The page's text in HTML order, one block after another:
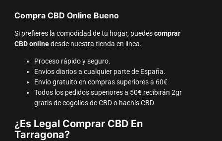
Compra CBD Online Bueno
Si prefieres la comodidad de tu hogar, puedescomprar
CBD onlinedesde nuestra tienda en línea.
Proceso rápido y seguro.
Envíos diarios a cualquier parte de España.
Envío gratuito en compras superiores a 60€
Todos los pedidos superiores a 50€ recibirán 2gr
gratis de cogollos de CBD o hachís CBD
¿Es Legal Comprar CBD En
Tarragona?